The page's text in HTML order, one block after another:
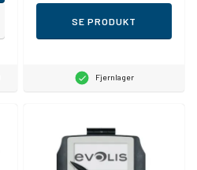
SE PRODUKT
Fjernlager